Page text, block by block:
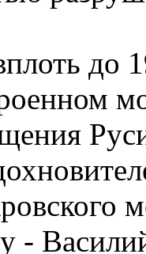
до
-